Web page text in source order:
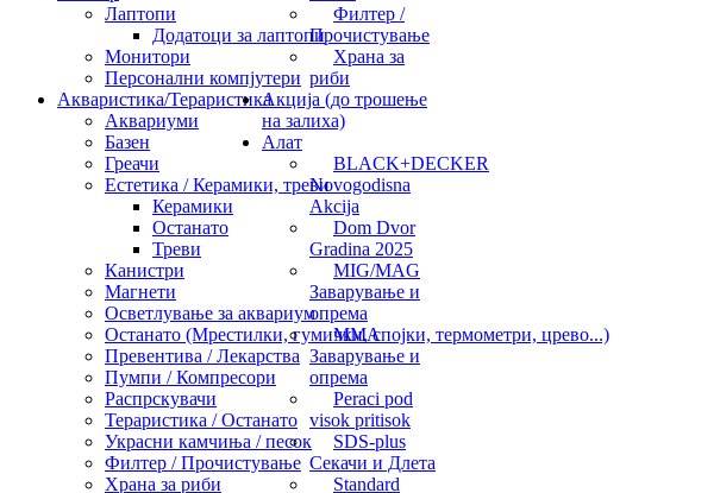
Филтер /
Прочистување
Храна за
риби
Акција (до трошење
на залиха)
Алат
BLACK+DECKER
Novogodisna
Akcija
Dom Dvor
Gradina 2025
MIG/MAG
Заварување и
опрема
MMA
Заварување и
опрема
Peraci pod
visok pritisok
SDS-plus
Секачи и Длета
Standard
Лаптопи
Додатоци за лаптопи
Монитори
Персонални компјутери
Акваристика/Тераристика
Аквариуми
Базен
Греачи
Естетика / Керамики, треви
Керамики
Останато
Треви
Канистри
Магнети
Осветлување за аквариум
Останато (Мрестилки, гумички, спојки, термометри, црево...)
Превентива / Лекарства
Пумпи / Компресори
Распрскувачи
Тераристика / Останато
Украсни камчиња / песок
Филтер / Прочистување
Храна за риби